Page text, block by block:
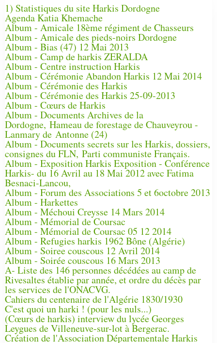
1) Statistiques du site Harkis Dordogne
Agenda Katia Khemache
Album - Amicale 18ème régiment de Chasseurs
Album - Amicale des pieds-noirs Dordogne
Album - Bias (47) 12 Mai 2013
Album - Camp de harkis ZERALDA
Album - Centre instruction Harkis
Album - Cérémonie Abandon Harkis 12 Mai 2014
Album - Cérémonie des Harkis
Album - Cérémonie des Harkis 25-09-2013
Album - Cœurs de Harkis
Album - Documents Archives de la
Dordogne, Hameau de forestage de Chauveyrou -
Lanmary de Antonne (24)
Album - Documents secrets sur les Harkis, dossiers,
consignes du FLN, Parti communiste Français.
Album - Exposition Harkis Exposition - Conférence
Harkis- du 16 Avril au 18 Mai 2012 avec Fatima
Besnaci-Lancou,
Album - Forum des Associations 5 et 6octobre 2013
Album - Harkettes
Album - Méchoui Creysse 14 Mars 2014
Album - Mémorial de Coursac
Album - Mémorial de Coursac 05 12 2014
Album - Refugies harkis 1962 Bône (Algérie)
Album - Soiree couscous 12 Avril 2014
Album - Soirée couscous 16 Mars 2013
A- Liste des 146 personnes décédées au camp de
Rivesaltes établie par année, et ordre du décès par
les services de l'ONACVG.
Cahiers du centenaire de l'Algérie 1830/1930
C'est quoi un harki ! (pour les nuls...)
(Cœurs de harkis) interview du lycée Georges
Leygues de Villeneuve-sur-lot à Bergerac.
Création de l'Association Départementale Harkis